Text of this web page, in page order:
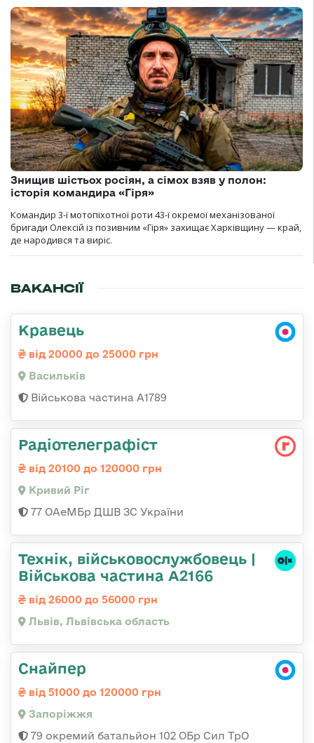
Знищив шістьох росіян, а сімох взяв у полон:
історія командира «Гіря»
Командир 3-ї мотопіхотної роти 43-ї окремої механізованої
бригади Олексій із позивним «Гіря» захищає Харківщину — край,
де народився та виріс.
ВАКАНСІЇ
Кравець
від 20000 до 25000 грн
Васильків
Військова частина А1789
Радіотелеграфіст
від 20100 до 120000 грн
Кривий Ріг
77 ОАеМБр ДШВ ЗС України
Технік, військовослужбовець |
Військова частина А2166
від 26000 до 56000 грн
Львів, Львівська область
Снайпер
від 51000 до 120000 грн
Запоріжжя
79 окремий батальйон 102 ОБр Сил ТрО